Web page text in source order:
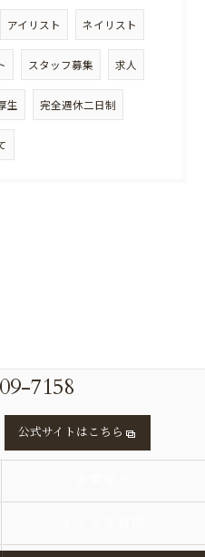
アイリスト ネイリスト
スタッフ募集 求人
生 完全週休二日制
7158
公式サイトはこちら